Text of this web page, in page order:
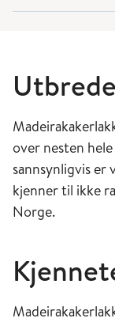
over nesten
sannsynligvis
kjenner til ikke
Norge.